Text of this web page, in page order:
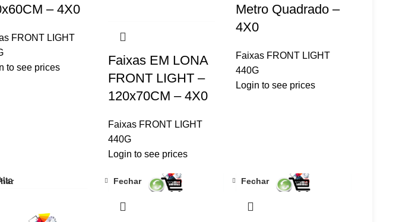
– 4X0
FRONT LIGHT
to see prices
Faixas EM LONA
FRONT LIGHT –
120x70CM – 4X0
Faixas FRONT LIGHT
440G
Login to see prices
Metro Quadrado –
4X0
Faixas FRONT LIGHT
440G
Login to see prices
Fechar Fechar